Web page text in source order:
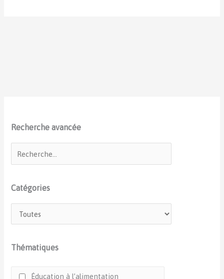
Recherche avancée
Catégories
Thématiques
Éducation à l’alimentation